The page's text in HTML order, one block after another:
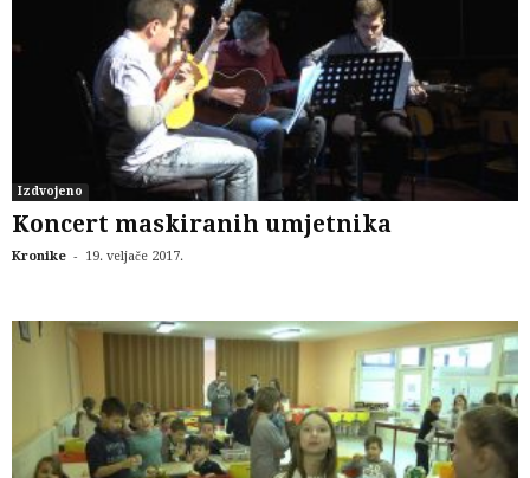
Izdvojeno
Koncert maskiranih umjetnika
Kronike - 19. veljače 2017.